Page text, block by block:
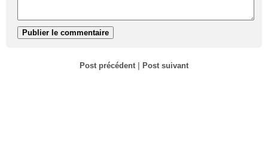
Post précédent| Post suivant